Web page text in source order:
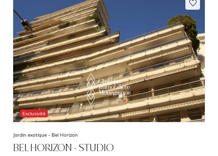
Exclusivité
Jardin exotique - Bel Horizon
BEL HORIZON - STUDIO